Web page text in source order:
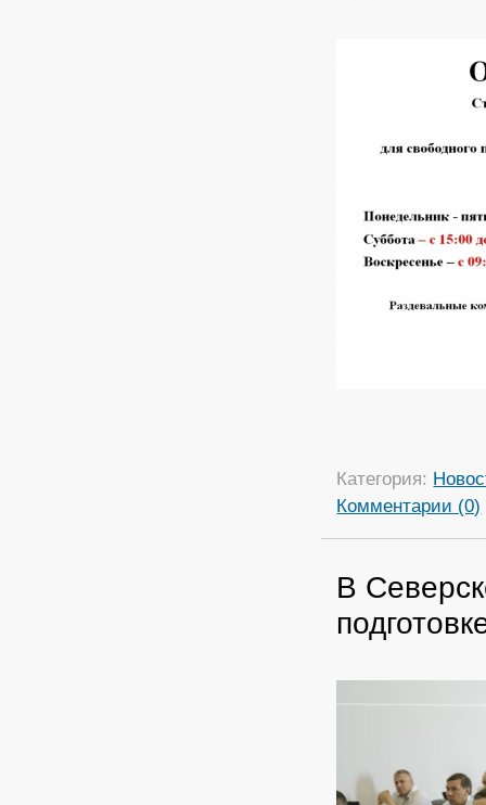
Категория:
Комментарии (0)
В